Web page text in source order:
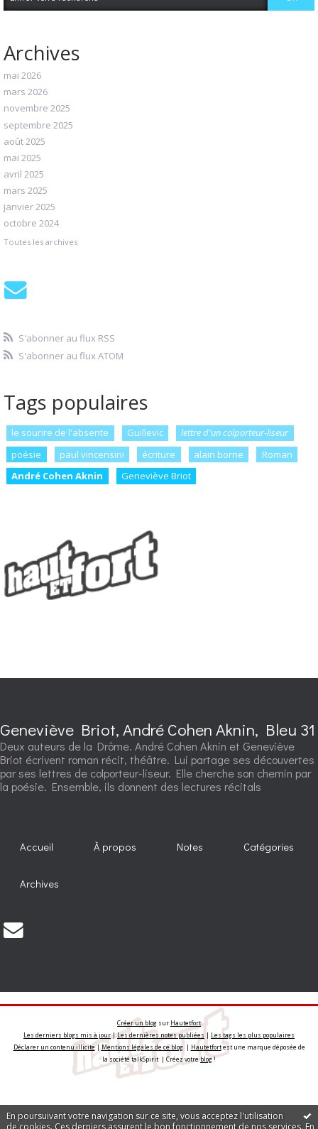
En poursuivant votre navigation sur ce site, vous acceptez l'utilisation
de cookies. Ces derniers assurent le bon fonctionnement de nos services. En
Archives
mai 2026
mars 2026
novembre 2025
septembre 2025
août 2025
mai 2025
avril 2025
mars 2025
janvier 2025
octobre 2024
Toutes les archives
S'abonner au flux RSS
S'abonner au flux ATOM
Tags populaires
le sourire de l'absente Guillevic
lettre d'un colporteur-liseur
poésie
paul vincensini écriture alain borne
Roman
André Cohen Aknin
Geneviève Briot
Geneviève Briot, André Cohen Aknin, Bleu 31
Deux auteurs de la Drôme. André Cohen Aknin et Geneviève
Briot écrivent roman récit, théâtre. Lui partage ses découvertes
par ses lettres de colporteur-liseur. Elle cherche son chemin par
la poésie. Ensemble, ils donnent des lectures récitals
Accueil À propos Notes Catégories
Archives
Créer un blog sur Hautetfort
Les derniers blogs mis à jour|Les dernières notes publiées | Les tags les plus populaires
Déclarer un contenu illicite|Mentions légales de ce blog| Hautetfortest une marque déposée de
la société talkSpirit | Créez votreblog!